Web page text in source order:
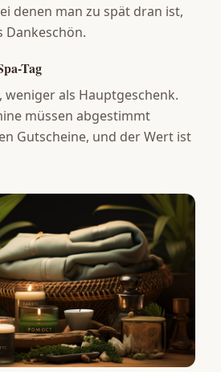
denen man zu spät dran ist,
Dankeschön.
Tag
weniger als Hauptgeschenk.
müssen abgestimmt
Gutscheine, und der Wert ist